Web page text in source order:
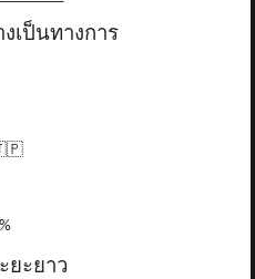
เป็นทางการ
ยะยาว